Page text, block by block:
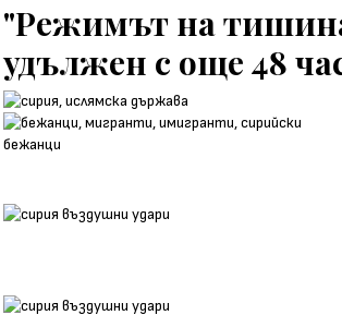
"Режимът на
удължен с още 48